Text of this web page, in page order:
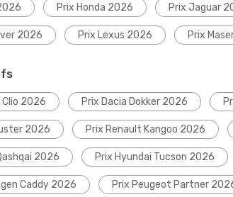
Prix Honda 2026 Prix Jaguar
2026 Prix Lexus 2026 Prix
Clio 2026 Prix Dacia Dokker 2026
2026 Prix Renault Kangoo 2026
2026 Prix Hyundai Tucson 2026
Caddy 2026 Prix Peugeot Partner